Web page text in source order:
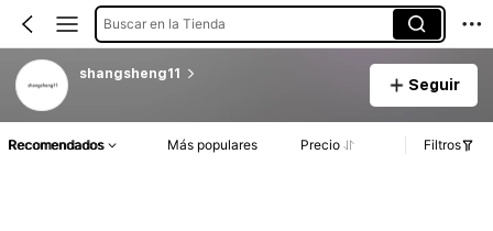
Buscar en la Tienda
shangsheng11
Seguir
Recomendados Más populares Precio Filtros